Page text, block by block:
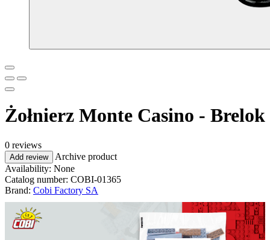
Żołnierz Monte Casino - Brelok
0 reviews
Add review
Archive product
Availability: None
Catalog number: COBI-01365
Brand: Cobi Factory SA